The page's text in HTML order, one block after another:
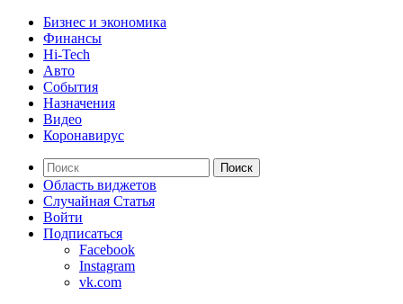
Бизнес и экономика
Финансы
Hi-Tech
Авто
События
Назначения
Видео
Коронавирус
Поиск
Область виджетов
Случайная Статья
Войти
Подписаться
Facebook
Instagram
vk.com